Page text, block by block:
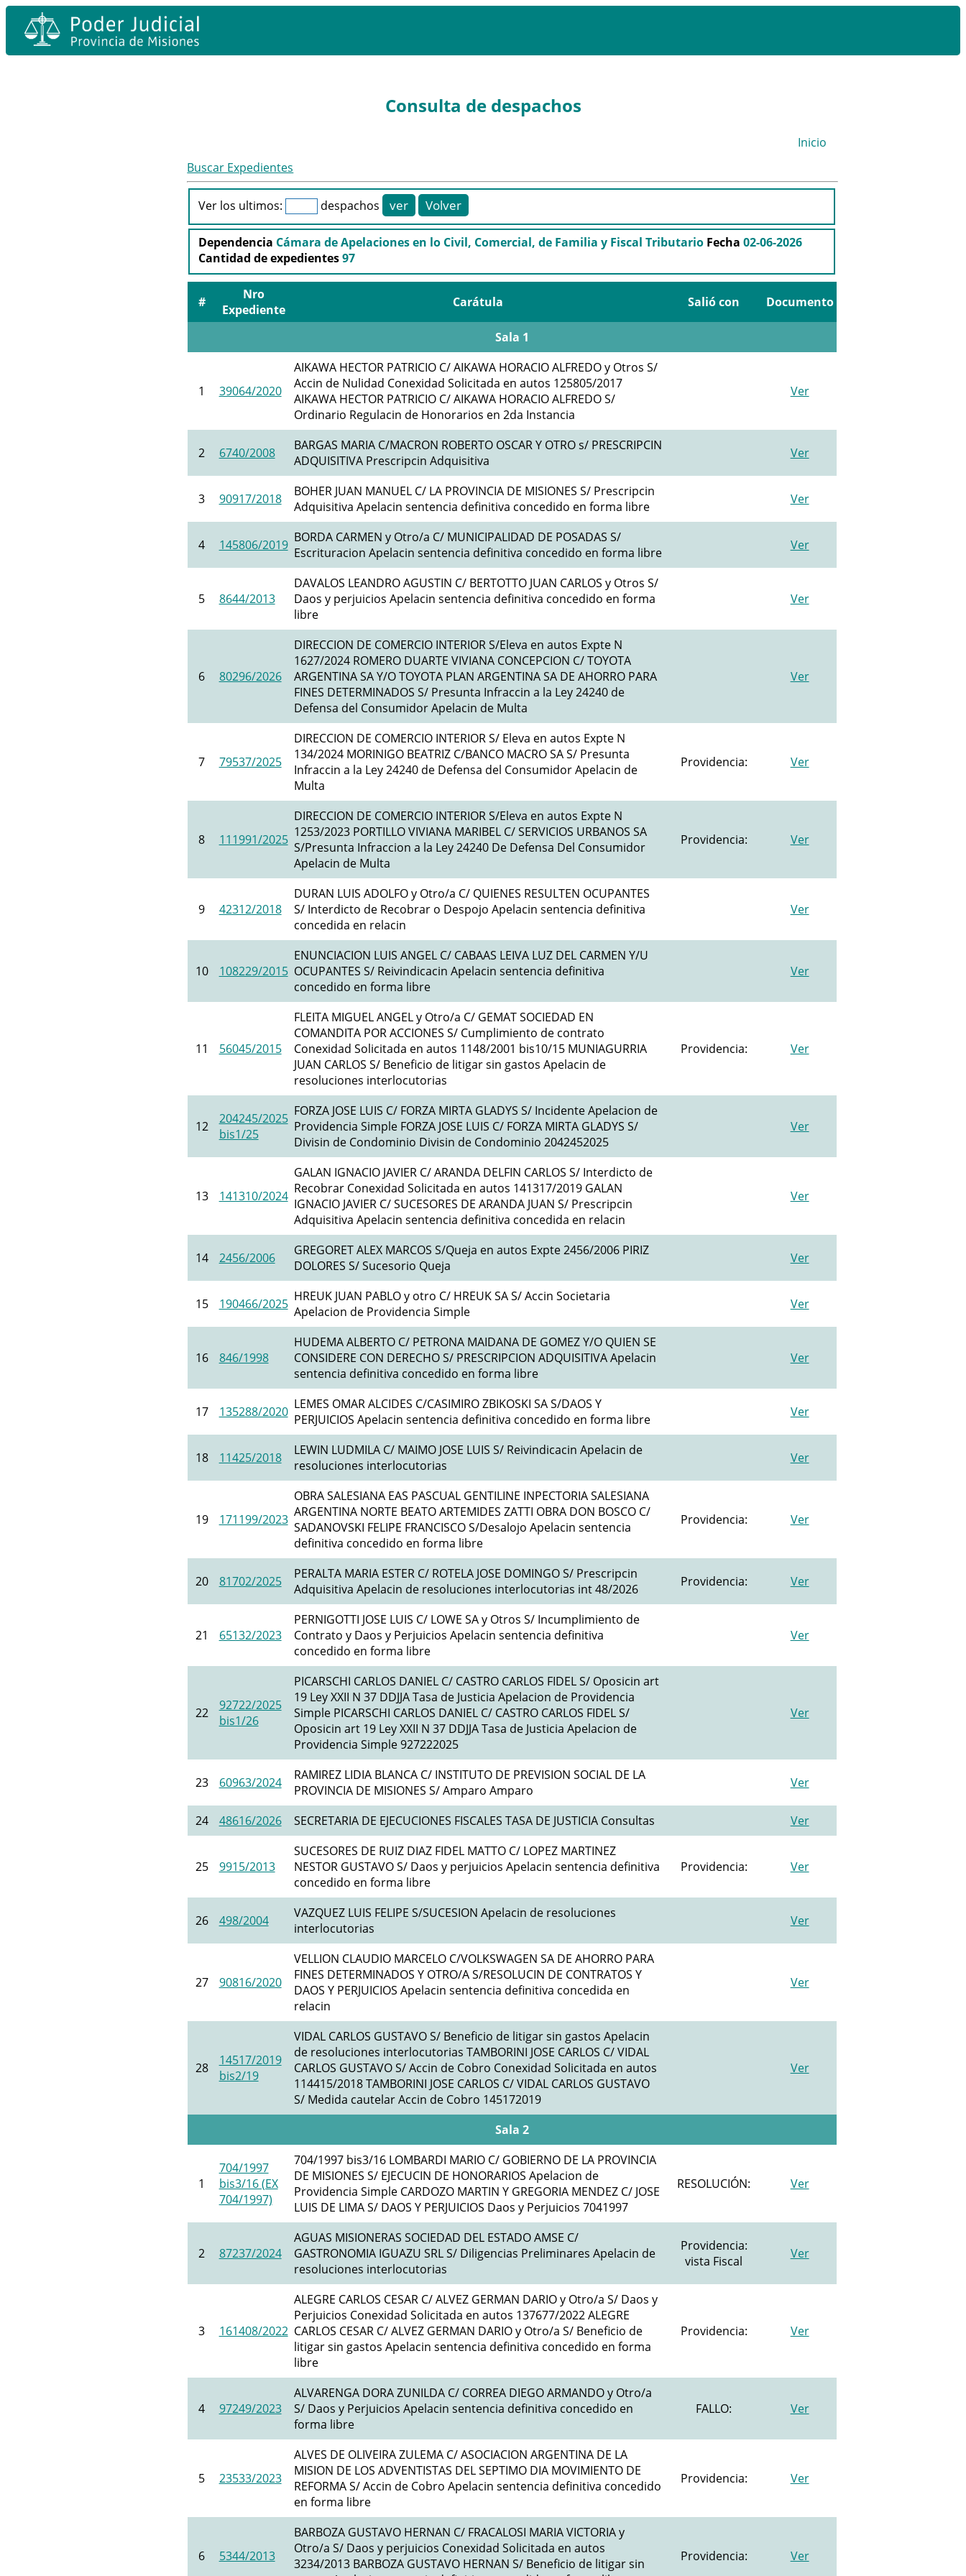
Consulta de despachos
Inicio
Buscar Expedientes
Ver los ultimos: despachos
Dependencia Cámara de Apelaciones en lo Civil, Comercial, de Familia y Fiscal Tributario Fecha02-06-2026
Cantidad de expedientes97
#
Nro
Expediente
Carátula Salió con Documento
Sala 1
1 39064/2020
AIKAWA HECTOR PATRICIO C/ AIKAWA HORACIO ALFREDO y Otros S/
Accin de Nulidad Conexidad Solicitada en autos 125805/2017
AIKAWA HECTOR PATRICIO C/ AIKAWA HORACIO ALFREDO S/
Ordinario Regulacin de Honorarios en 2da Instancia
Ver
2 6740/2008
BARGAS MARIA C/MACRON ROBERTO OSCAR Y OTRO s/ PRESCRIPCIN
ADQUISITIVA Prescripcin Adquisitiva
Ver
3 90917/2018
BOHER JUAN MANUEL C/ LA PROVINCIA DE MISIONES S/ Prescripcin
Adquisitiva Apelacin sentencia definitiva concedido en forma libre
Ver
4 145806/2019 BORDA CARMEN y Otro/a C/ MUNICIPALIDAD DE POSADAS S/
Escrituracion Apelacin sentencia definitiva concedido en forma libre
Ver
5 8644/2013
DAVALOS LEANDRO AGUSTIN C/ BERTOTTO JUAN CARLOS y Otros S/
Daos y perjuicios Apelacin sentencia definitiva concedido en forma
libre
Ver
6 80296/2026
DIRECCION DE COMERCIO INTERIOR S/Eleva en autos Expte N
1627/2024 ROMERO DUARTE VIVIANA CONCEPCION C/ TOYOTA
ARGENTINA SA Y/O TOYOTA PLAN ARGENTINA SA DE AHORRO PARA
FINES DETERMINADOS S/ Presunta Infraccin a la Ley 24240 de
Defensa del Consumidor Apelacin de Multa
Ver
7 79537/2025
DIRECCION DE COMERCIO INTERIOR S/ Eleva en autos Expte N
134/2024 MORINIGO BEATRIZ C/BANCO MACRO SA S/ Presunta
Infraccin a la Ley 24240 de Defensa del Consumidor Apelacin de
Multa
Providencia: Ver
8 111991/2025
DIRECCION DE COMERCIO INTERIOR S/Eleva en autos Expte N
1253/2023 PORTILLO VIVIANA MARIBEL C/ SERVICIOS URBANOS SA
S/Presunta Infraccion a la Ley 24240 De Defensa Del Consumidor
Apelacin de Multa
Providencia: Ver
9 42312/2018
DURAN LUIS ADOLFO y Otro/a C/ QUIENES RESULTEN OCUPANTES
S/ Interdicto de Recobrar o Despojo Apelacin sentencia definitiva
concedida en relacin
Ver
10 108229/2015
ENUNCIACION LUIS ANGEL C/ CABAAS LEIVA LUZ DEL CARMEN Y/U
OCUPANTES S/ Reivindicacin Apelacin sentencia definitiva
concedido en forma libre
Ver
11 56045/2015
FLEITA MIGUEL ANGEL y Otro/a C/ GEMAT SOCIEDAD EN
COMANDITA POR ACCIONES S/ Cumplimiento de contrato
Conexidad Solicitada en autos 1148/2001 bis10/15 MUNIAGURRIA
JUAN CARLOS S/ Beneficio de litigar sin gastos Apelacin de
resoluciones interlocutorias
Providencia: Ver
12
204245/2025
bis1/25
FORZA JOSE LUIS C/ FORZA MIRTA GLADYS S/ Incidente Apelacion de
Providencia Simple FORZA JOSE LUIS C/ FORZA MIRTA GLADYS S/
Divisin de Condominio Divisin de Condominio 2042452025
Ver
13 141310/2024
GALAN IGNACIO JAVIER C/ ARANDA DELFIN CARLOS S/ Interdicto de
Recobrar Conexidad Solicitada en autos 141317/2019 GALAN
IGNACIO JAVIER C/ SUCESORES DE ARANDA JUAN S/ Prescripcin
Adquisitiva Apelacin sentencia definitiva concedida en relacin
Ver
14 2456/2006
GREGORET ALEX MARCOS S/Queja en autos Expte 2456/2006 PIRIZ
DOLORES S/ Sucesorio Queja
Ver
15 190466/2025 HREUK JUAN PABLO y otro C/ HREUK SA S/ Accin Societaria
Apelacion de Providencia Simple
Ver
16 846/1998
HUDEMA ALBERTO C/ PETRONA MAIDANA DE GOMEZ Y/O QUIEN SE
CONSIDERE CON DERECHO S/ PRESCRIPCION ADQUISITIVA Apelacin
sentencia definitiva concedido en forma libre
Ver
17 135288/2020 LEMES OMAR ALCIDES C/CASIMIRO ZBIKOSKI SA S/DAOS Y
PERJUICIOS Apelacin sentencia definitiva concedido en forma libre
Ver
18 11425/2018
LEWIN LUDMILA C/ MAIMO JOSE LUIS S/ Reivindicacin Apelacin de
resoluciones interlocutorias
Ver
19 171199/2023
OBRA SALESIANA EAS PASCUAL GENTILINE INPECTORIA SALESIANA
ARGENTINA NORTE BEATO ARTEMIDES ZATTI OBRA DON BOSCO C/
SADANOVSKI FELIPE FRANCISCO S/Desalojo Apelacin sentencia
definitiva concedido en forma libre
Providencia: Ver
20 81702/2025
PERALTA MARIA ESTER C/ ROTELA JOSE DOMINGO S/ Prescripcin
Adquisitiva Apelacin de resoluciones interlocutorias int 48/2026
Providencia: Ver
21 65132/2023
PERNIGOTTI JOSE LUIS C/ LOWE SA y Otros S/ Incumplimiento de
Contrato y Daos y Perjuicios Apelacin sentencia definitiva
concedido en forma libre
Ver
22
92722/2025
bis1/26
PICARSCHI CARLOS DANIEL C/ CASTRO CARLOS FIDEL S/ Oposicin art
19 Ley XXII N 37 DDJJA Tasa de Justicia Apelacion de Providencia
Simple PICARSCHI CARLOS DANIEL C/ CASTRO CARLOS FIDEL S/
Oposicin art 19 Ley XXII N 37 DDJJA Tasa de Justicia Apelacion de
Providencia Simple 927222025
Ver
23 60963/2024
RAMIREZ LIDIA BLANCA C/ INSTITUTO DE PREVISION SOCIAL DE LA
PROVINCIA DE MISIONES S/ Amparo Amparo
Ver
24 48616/2026 SECRETARIA DE EJECUCIONES FISCALES TASA DE JUSTICIA Consultas Ver
25 9915/2013
SUCESORES DE RUIZ DIAZ FIDEL MATTO C/ LOPEZ MARTINEZ
NESTOR GUSTAVO S/ Daos y perjuicios Apelacin sentencia definitiva
concedido en forma libre
Providencia: Ver
26 498/2004
VAZQUEZ LUIS FELIPE S/SUCESION Apelacin de resoluciones
interlocutorias
Ver
27 90816/2020
VELLION CLAUDIO MARCELO C/VOLKSWAGEN SA DE AHORRO PARA
FINES DETERMINADOS Y OTRO/A S/RESOLUCIN DE CONTRATOS Y
DAOS Y PERJUICIOS Apelacin sentencia definitiva concedida en
relacin
Ver
28
14517/2019
bis2/19
VIDAL CARLOS GUSTAVO S/ Beneficio de litigar sin gastos Apelacin
de resoluciones interlocutorias TAMBORINI JOSE CARLOS C/ VIDAL
CARLOS GUSTAVO S/ Accin de Cobro Conexidad Solicitada en autos
114415/2018 TAMBORINI JOSE CARLOS C/ VIDAL CARLOS GUSTAVO
S/ Medida cautelar Accin de Cobro 145172019
Ver
Sala 2
1
704/1997
bis3/16 (EX
704/1997)
704/1997 bis3/16 LOMBARDI MARIO C/ GOBIERNO DE LA PROVINCIA
DE MISIONES S/ EJECUCIN DE HONORARIOS Apelacion de
Providencia Simple CARDOZO MARTIN Y GREGORIA MENDEZ C/ JOSE
LUIS DE LIMA S/ DAOS Y PERJUICIOS Daos y Perjuicios 7041997
RESOLUCIÓN: Ver
2 87237/2024
AGUAS MISIONERAS SOCIEDAD DEL ESTADO AMSE C/
GASTRONOMIA IGUAZU SRL S/ Diligencias Preliminares Apelacin de
resoluciones interlocutorias
Providencia:
vista Fiscal
Ver
3 161408/2022
ALEGRE CARLOS CESAR C/ ALVEZ GERMAN DARIO y Otro/a S/ Daos y
Perjuicios Conexidad Solicitada en autos 137677/2022 ALEGRE
CARLOS CESAR C/ ALVEZ GERMAN DARIO y Otro/a S/ Beneficio de
litigar sin gastos Apelacin sentencia definitiva concedido en forma
libre
Providencia: Ver
4 97249/2023
ALVARENGA DORA ZUNILDA C/ CORREA DIEGO ARMANDO y Otro/a
S/ Daos y Perjuicios Apelacin sentencia definitiva concedido en
forma libre
FALLO: Ver
5 23533/2023
ALVES DE OLIVEIRA ZULEMA C/ ASOCIACION ARGENTINA DE LA
MISION DE LOS ADVENTISTAS DEL SEPTIMO DIA MOVIMIENTO DE
REFORMA S/ Accin de Cobro Apelacin sentencia definitiva concedido
en forma libre
Providencia: Ver
6 5344/2013
BARBOZA GUSTAVO HERNAN C/ FRACALOSI MARIA VICTORIA y
Otro/a S/ Daos y perjuicios Conexidad Solicitada en autos
3234/2013 BARBOZA GUSTAVO HERNAN S/ Beneficio de litigar sin
Providencia: Ver